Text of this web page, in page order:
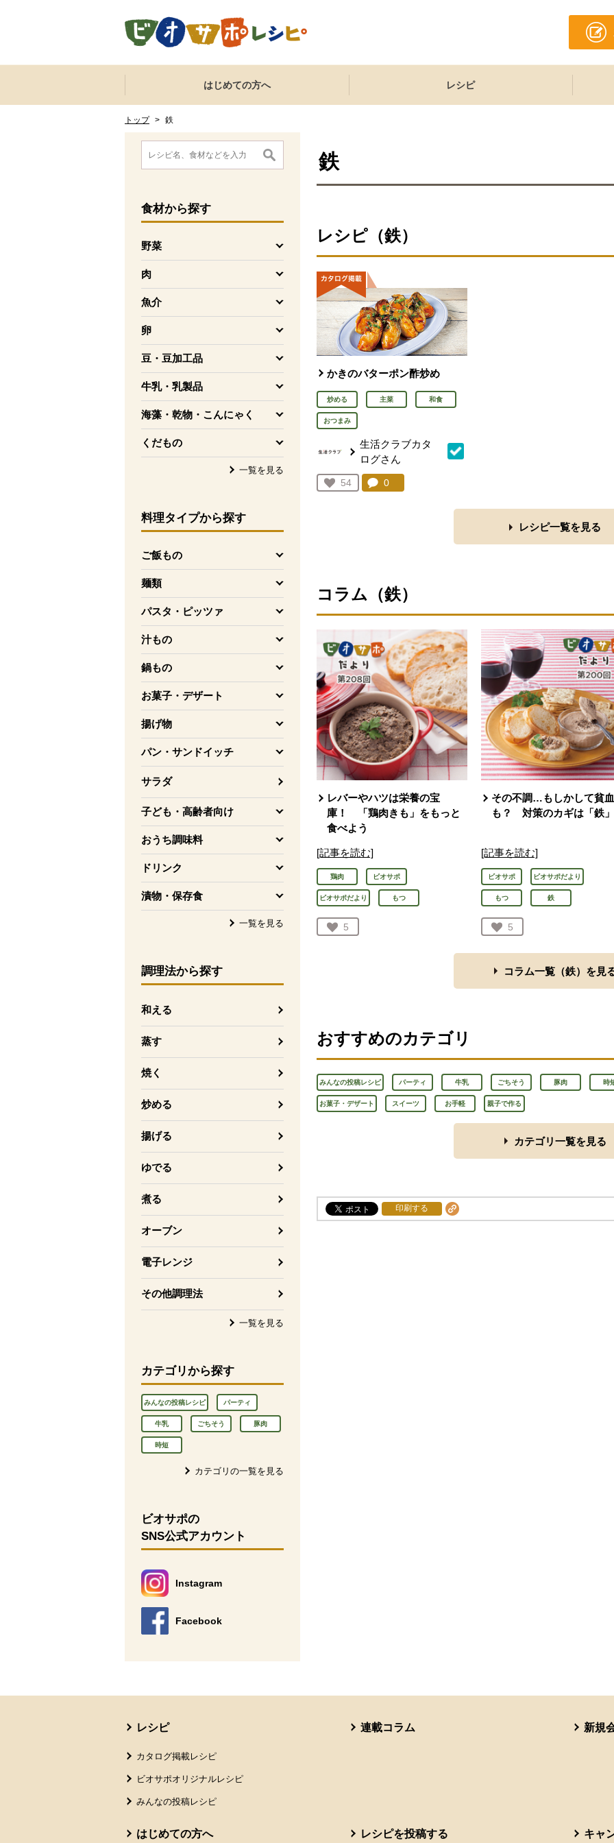
ここからサイト内共通メニューです。
サイト内共通メニューをスキップする
はじめての方へ レシピ
トップ > 鉄
ここから消費材検索メニューです。
食材から探す
野菜
を開く
肉
を開く
魚介
を開く
卵
を開く
豆・豆加工品
を開く
牛乳・乳製品
を開く
海藻・乾物・こんにゃく
を開く
くだもの
を開く
一覧を見る
料理タイプから探す
ご飯もの
を開く
麺類
を開く
パスタ・ピッツァ
を開く
汁もの
を開く
鍋もの
を開く
お菓子・デザート
を開く
揚げ物
を開く
パン・サンドイッチ
を開く
サラダ
子ども・高齢者向け
を開く
おうち調味料
を開く
ドリンク
を開く
漬物・保存食
を開く
一覧を見る
調理法から探す
和える
蒸す
焼く
炒める
揚げる
ゆでる
煮る
オーブン
電子レンジ
その他調理法
一覧を見る
カテゴリから探す
みんなの投稿レシピ パーティ
牛乳 ごちそう 豚肉
時短
カテゴリの一覧を見る
消費材検索メニューここまで。
ここから本文です。
ビオサポの
SNS公式アカウント
Instagram
別のウィンドウで開きます。
Facebook
別のウィンドウで開きます。
鉄
レシピ（鉄）
かきのバターポン酢炒め
炒める 主菜 和食
おつまみ
生活クラブカタ
ログさん
お気に入り登録：
54
人が登録
コメント：
0
レシピ一覧を見る
コラム（鉄）
レバーやハツは栄養の宝
庫！ 「鶏肉きも」をもっと
食べよう
[記事を読む]
鶏肉 ビオサポ
ビオサポだより もつ
お気に入り登録：
5
人が登録
その不調…もしかして貧
も？ 対策のカギは「鉄」
[記事を読む]
ビオサポ ビオサポだより
もつ 鉄
お気に入り登録：
5
人が登録
コラム一覧（鉄）を見
おすすめのカテゴリ
みんなの投稿レシピ パーティ 牛乳 ごちそう 豚肉 時
お菓子・デザート スイーツ お手軽 親子で作る
カテゴリ一覧を見る
印刷する
レシピ
カタログ掲載レシピ
ビオサポオリジナルレシピ
みんなの投稿レシピ
連載コラム 新規
はじめての方へ レシピを投稿する キャ